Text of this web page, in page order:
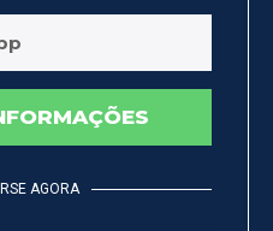
AGORA